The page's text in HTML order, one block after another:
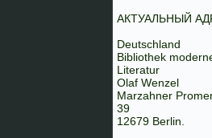
АКТУАЛЬНЫЙ
Deutschland
Bibliothek
Literatur
Olaf Wenzel
Marzahner
39
12679 Berlin.